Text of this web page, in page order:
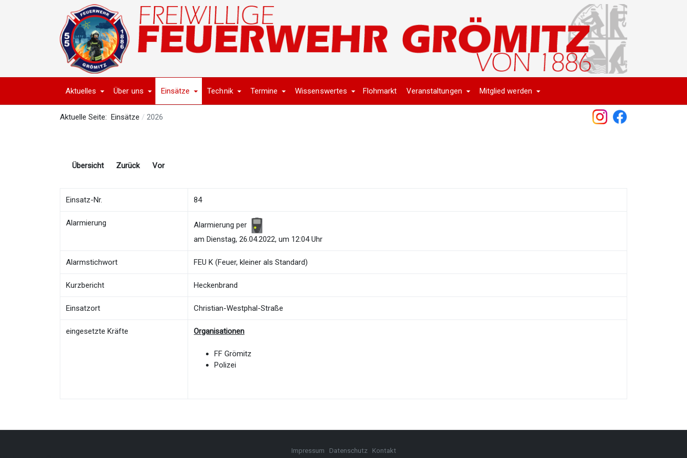
Aktuelles Über uns Einsätze Technik Termine Wissenswertes Flohmarkt Veranstaltungen Mitglied werden
Aktuelle Seite: Einsätze 2026
Übersicht Zurück Vor
Einsatz-Nr. 84
Alarmierung
Alarmierung per
am Dienstag, 26.04.2022, um 12:04 Uhr
Alarmstichwort FEU K (Feuer, kleiner als Standard)
Kurzbericht Heckenbrand
Einsatzort Christian-Westphal-Straße
eingesetzte Kräfte Organisationen
FF Grömitz
Polizei
Impressum Datenschutz Kontakt